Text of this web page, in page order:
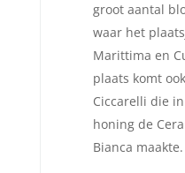
groot aantal
waar het
Marittima en
plaats komt
Ciccarelli die
honing de
Bianca maakte.